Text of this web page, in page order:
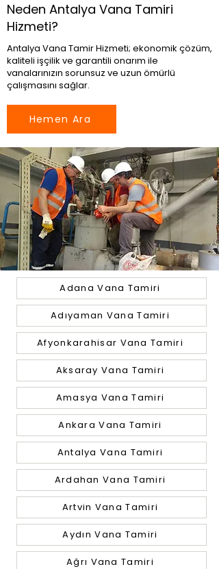
Neden Antalya Vana Tamiri
Hizmeti?
Antalya Vana Tamir Hizmeti; ekonomik çözüm,
kaliteli işçilik ve garantili onarım ile
vanalarınızın sorunsuz ve uzun ömürlü
çalışmasını sağlar.
Hemen Ara
Adana Vana Tamiri
Adıyaman Vana Tamiri
Afyonkarahisar Vana Tamiri
Aksaray Vana Tamiri
Amasya Vana Tamiri
Ankara Vana Tamiri
Antalya Vana Tamiri
Ardahan Vana Tamiri
Artvin Vana Tamiri
Aydın Vana Tamiri
Ağrı Vana Tamiri